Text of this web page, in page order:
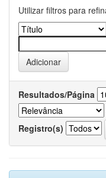
Utilizar filtros para
Resultados/Página
Registro(s)